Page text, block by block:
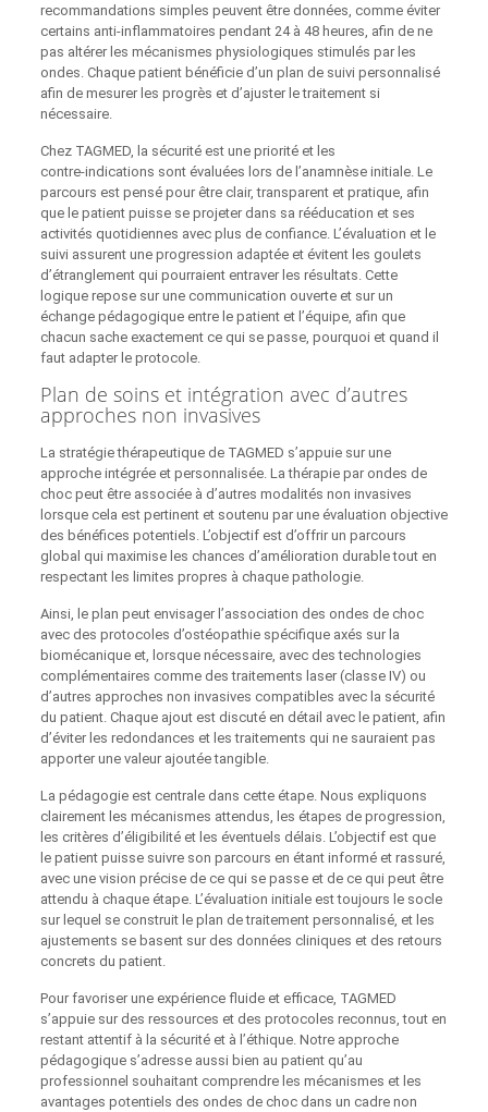
recommandations simples peuvent être données, comme éviter
certains anti‑inflammatoires pendant 24 à 48 heures, afin de ne
pas altérer les mécanismes physiologiques stimulés par les
ondes. Chaque patient bénéficie d’un plan de suivi personnalisé
afin de mesurer les progrès et d’ajuster le traitement si
nécessaire.
Chez TAGMED, la sécurité est une priorité et les
contre‑indications sont évaluées lors de l’anamnèse initiale. Le
parcours est pensé pour être clair, transparent et pratique, afin
que le patient puisse se projeter dans sa rééducation et ses
activités quotidiennes avec plus de confiance. L’évaluation et le
suivi assurent une progression adaptée et évitent les goulets
d’étranglement qui pourraient entraver les résultats. Cette
logique repose sur une communication ouverte et sur un
échange pédagogique entre le patient et l’équipe, afin que
chacun sache exactement ce qui se passe, pourquoi et quand il
faut adapter le protocole.
Plan de soins et intégration avec d’autres
approches non invasives
La stratégie thérapeutique de TAGMED s’appuie sur une
approche intégrée et personnalisée. La thérapie par ondes de
choc peut être associée à d’autres modalités non invasives
lorsque cela est pertinent et soutenu par une évaluation objective
des bénéfices potentiels. L’objectif est d’offrir un parcours
global qui maximise les chances d’amélioration durable tout en
respectant les limites propres à chaque pathologie.
Ainsi, le plan peut envisager l’association des ondes de choc
avec des protocoles d’ostéopathie spécifique axés sur la
biomécanique et, lorsque nécessaire, avec des technologies
complémentaires comme des traitements laser (classe IV) ou
d’autres approches non invasives compatibles avec la sécurité
du patient. Chaque ajout est discuté en détail avec le patient, afin
d’éviter les redondances et les traitements qui ne sauraient pas
apporter une valeur ajoutée tangible.
La pédagogie est centrale dans cette étape. Nous expliquons
clairement les mécanismes attendus, les étapes de progression,
les critères d’éligibilité et les éventuels délais. L’objectif est que
le patient puisse suivre son parcours en étant informé et rassuré,
avec une vision précise de ce qui se passe et de ce qui peut être
attendu à chaque étape. L’évaluation initiale est toujours le socle
sur lequel se construit le plan de traitement personnalisé, et les
ajustements se basent sur des données cliniques et des retours
concrets du patient.
Pour favoriser une expérience fluide et efficace, TAGMED
s’appuie sur des ressources et des protocoles reconnus, tout en
restant attentif à la sécurité et à l’éthique. Notre approche
pédagogique s’adresse aussi bien au patient qu’au
professionnel souhaitant comprendre les mécanismes et les
avantages potentiels des ondes de choc dans un cadre non